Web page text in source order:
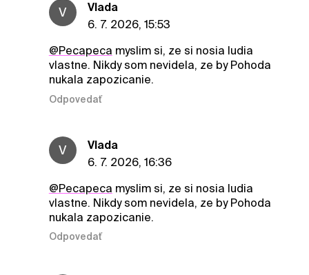
V
Vlada
6. 7. 2026, 15:53
@Pecapeca myslim si, ze si nosia ludia
vlastne. Nikdy som nevidela, ze by Pohoda
nukala zapozicanie.
Odpovedať
V
Vlada
6. 7. 2026, 16:36
@Pecapeca myslim si, ze si nosia ludia
vlastne. Nikdy som nevidela, ze by Pohoda
nukala zapozicanie.
Odpovedať